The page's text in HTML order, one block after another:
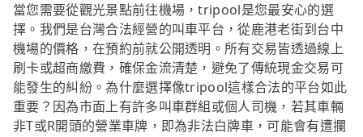
當您需要從觀光景點前往機場，tripool是您最安心的選
擇。我們是台灣合法經營的叫車平台，從鹿港老街到台中
機場的價格，在預約前就公開透明。所有交易皆透過線上
刷卡或超商繳費，確保金流清楚，避免了傳統現金交易可
能發生的糾紛。為什麼選擇像tripool這樣合法的平台如此
重要？因為市面上有許多叫車群組或個人司機，若其車輛
非T或R開頭的營業車牌，即為非法白牌車，可能會有遭攔